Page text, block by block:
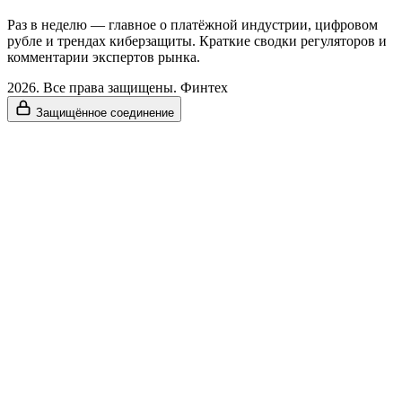
Раз в неделю — главное о платёжной индустрии, цифровом
рубле и трендах киберзащиты. Краткие сводки регуляторов и
комментарии экспертов рынка.
2026. Все права защищены. Финтех
Защищённое соединение